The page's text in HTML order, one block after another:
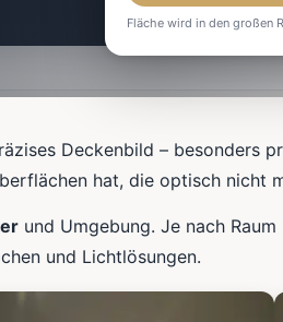
Fläche wird in den großen
Deckenbild – besonders
hat, die optisch nicht
und Umgebung. Je nach
und Lichtlösungen.